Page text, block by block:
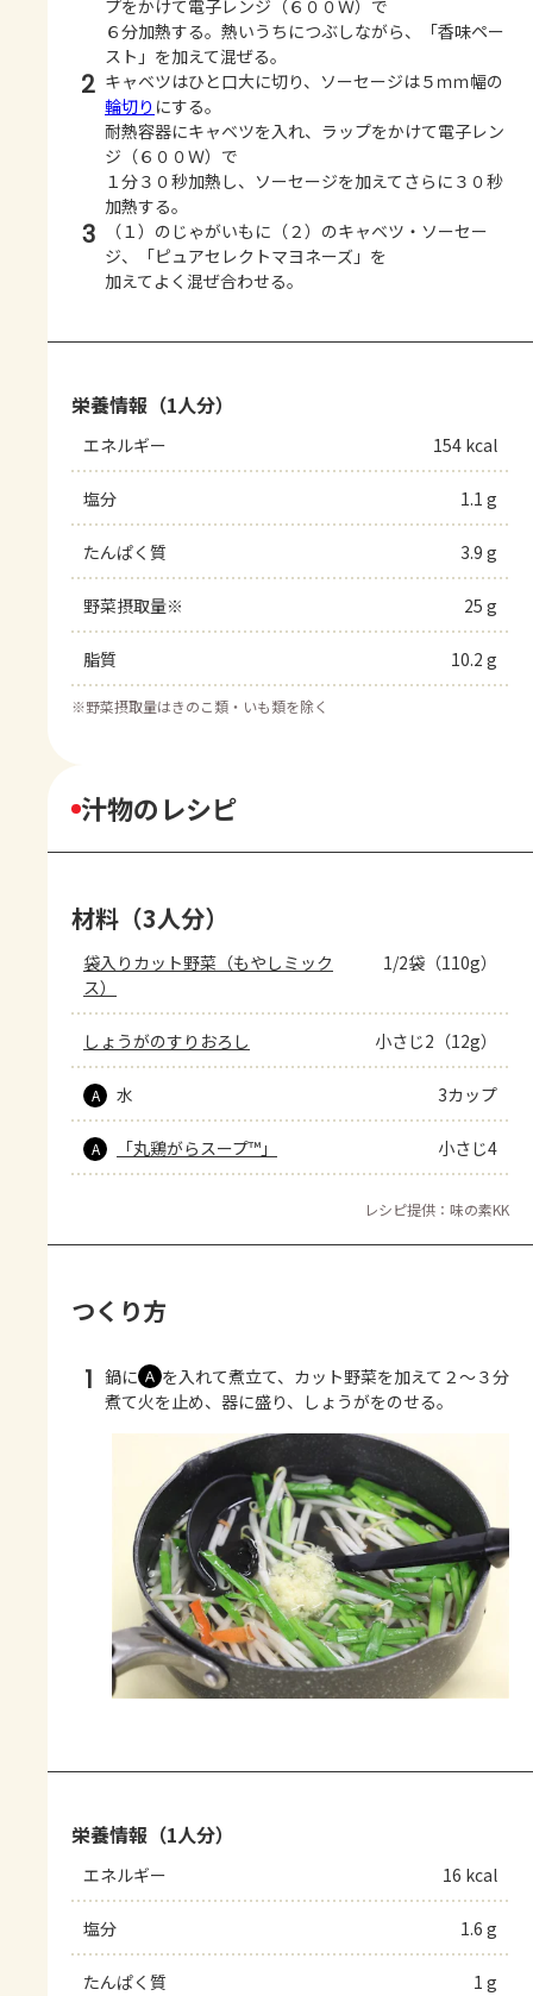
プをかけて電子レンジ（６００Ｗ）で
６分加熱する。熱いうちにつぶしながら、「香味ペー
スト」を加えて混ぜる。
2 キャベツはひと口大に切り、ソーセージは５ｍｍ幅の
輪切り にする。
耐熱容器にキャベツを入れ、ラップをかけて電子レン
ジ（６００Ｗ）で
１分３０秒加熱し、ソーセージを加えてさらに３０秒
加熱する。
3
（１）のじゃがいもに（２）のキャベツ・ソーセー
ジ、「ピュアセレクトマヨネーズ」を
加えてよく混ぜ合わせる。
栄養情報（1人分）
エネルギー 154 kcal
塩分 1.1 g
たんぱく質 3.9 g
野菜摂取量※ 25 g
脂質 10.2 g
※野菜摂取量はきのこ類・いも類を除く
汁物のレシピ
材料（3人分）
袋入りカット野菜（もやしミック
ス）
1/2袋（110g）
しょうがのすりおろし 小さじ2（12g）
A 水 3カップ
A 「丸鶏がらスープ™」 小さじ4
レシピ提供：味の素KK
つくり方
1 鍋に Ａ を入れて煮立て、カット野菜を加えて２～３分
煮て火を止め、器に盛り、しょうがをのせる。
栄養情報（1人分）
エネルギー 16 kcal
塩分 1.6 g
たんぱく質 1 g